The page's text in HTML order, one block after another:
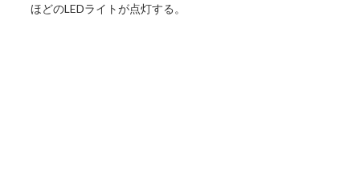
ほどのLEDライトが点灯する。